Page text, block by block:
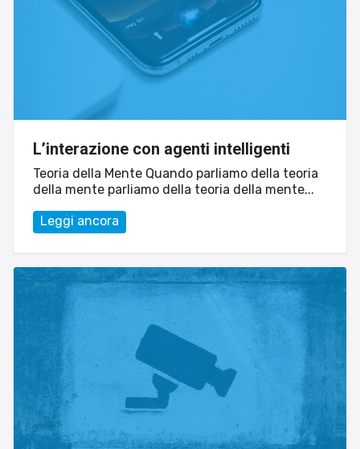
L’interazione con agenti intelligenti
Teoria della Mente Quando parliamo della teoria
della mente parliamo della teoria della mente...
Leggi ancora